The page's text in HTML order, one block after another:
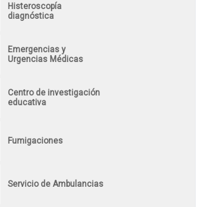
Histeroscopía
diagnóstica
Emergencias y
Urgencias Médicas
Centro de investigación
educativa
Fumigaciones
Servicio de Ambulancias